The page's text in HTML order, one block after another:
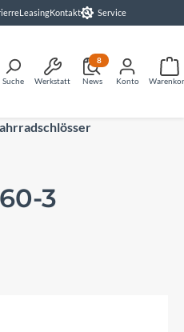
LeasingKontakt Service
Suche Werkstatt News
8
Konto
3